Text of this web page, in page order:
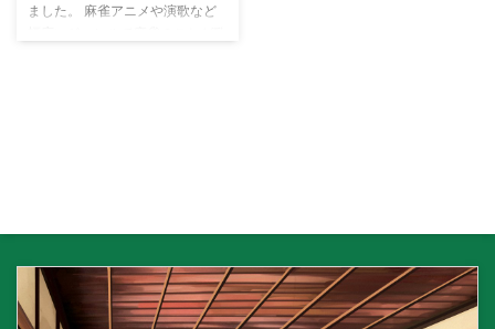
ました。 麻雀アニメや演歌など
釘宮理恵、白石涼子が歌っていま
ーらんど 発売日 2009年5月27日
メーカー GloryHeaven 歌手 伊藤
静、植田佳奈、小 ...